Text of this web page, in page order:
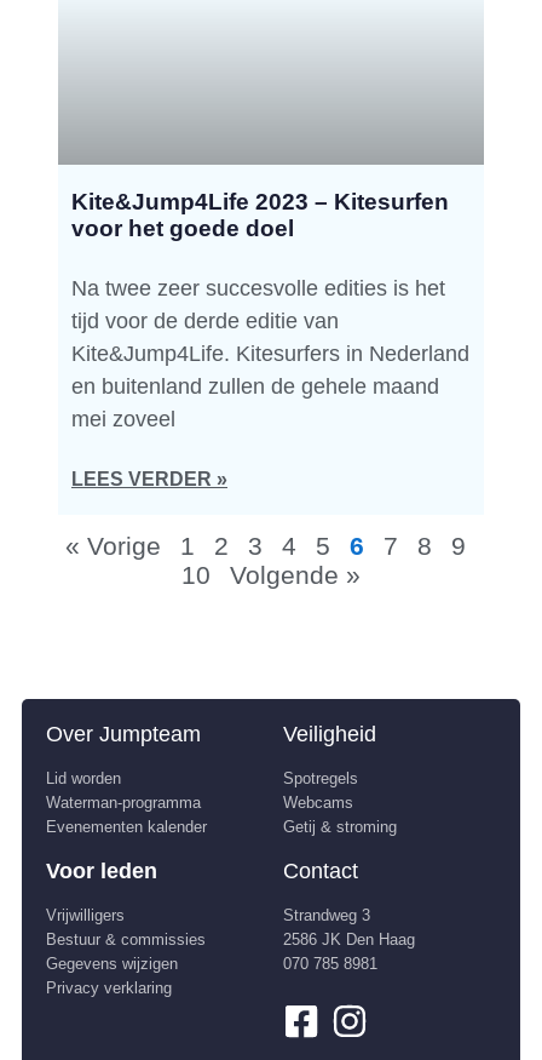
Kite&Jump4Life 2023 – Kitesurfen
voor het goede doel
Na twee zeer succesvolle edities is het
tijd voor de derde editie van
Kite&Jump4Life. Kitesurfers in Nederland
en buitenland zullen de gehele maand
mei zoveel
LEES VERDER »
« Vorige 1 2 3 4 5 6 7 8
9
10
Volgende »
Over Jumpteam
Lid worden
Waterman-programma
Evenementen kalender
Veiligheid
Spotregels
Webcams
Getij & stroming
Voor leden
Vrijwilligers
Bestuur & commissies
Gegevens wijzigen
Privacy verklaring
Contact
Strandweg 3
2586 JK Den Haag
070 785 8981